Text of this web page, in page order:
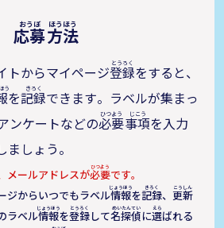
応募方法
トからマイページ登録をすると、
を記録できます。ラベルが集まっ
ンケートなどの必要事項を入力
ましょう。
メールアドレスが必要です。
ジからいつでもラベル情報を記録、 更新
ラベル情報を登録して名探偵に選ばれる